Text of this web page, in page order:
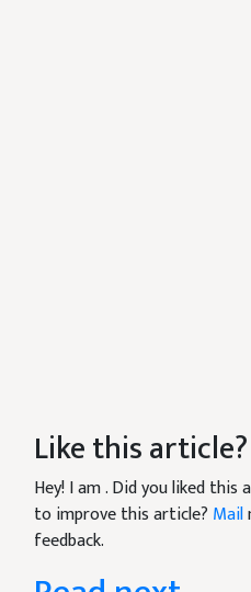
Like this article?
Hey! I am. Did you liked this
to improve this article? Mail
feedback.